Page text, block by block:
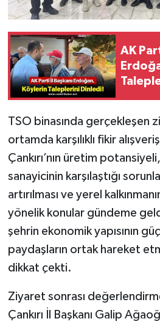
AK
TSO binasında gerçekleşen
ortamda karşılıklı fikir
Çankırı’nın üretim
sanayicinin karşılaştığı
artırılması ve yerel
yönelik konular gündeme
şehrin ekonomik yapısının
paydaşların ortak hareket
dikkat çekti.
Ziyaret sonrası
Çankırı İl Başkanı Galip